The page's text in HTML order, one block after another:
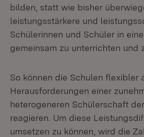
bilden, statt wie bisher
leistungsstärkere und
Schülerinnen und Schüler in
gemeinsam zu unterrichten und
So können die Schulen flexibler
Herausforderungen einer
heterogeneren Schülerschaft
reagieren. Um diese
umsetzen zu können, wird die